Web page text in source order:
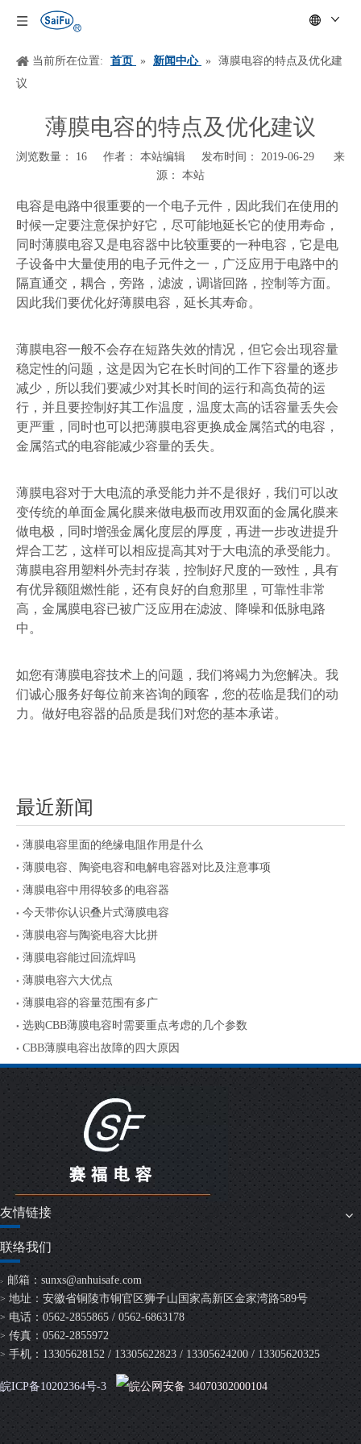
当前所在位置: 首页 » 新闻中心 »
薄膜电容的特点及优化建
议
薄膜电容的特点及优化建议
浏览数量： 16 作者： 本站编辑 发布时间： 2019-06-29 来
源： 本站
["wechat","weibo","qzone","douban","email"]
电容是电路中很重要的一个电子元件，因此我们在使用的
时候一定要注意保护好它，尽可能地延长它的使用寿命，
同时薄膜电容又是电容器中比较重要的一种电容，它是电
子设备中大量使用的电子元件之一，广泛应用于电路中的
隔直通交，耦合，旁路，滤波，调谐回路，控制等方面。
因此我们要优化好薄膜电容，延长其寿命。
薄膜电容一般不会存在短路失效的情况，但它会出现容量
稳定性的问题，这是因为它在长时间的工作下容量的逐步
减少，所以我们要减少对其长时间的运行和高负荷的运
行，并且要控制好其工作温度，温度太高的话容量丢失会
更严重，同时也可以把薄膜电容更换成金属箔式的电容，
金属箔式的电容能减少容量的丢失。
薄膜电容对于大电流的承受能力并不是很好，我们可以改
变传统的单面金属化膜来做电极而改用双面的金属化膜来
做电极，同时增强金属化度层的厚度，再进一步改进提升
焊合工艺，这样可以相应提高其对于大电流的承受能力。
薄膜电容用塑料外壳封存装，控制好尺度的一致性，具有
有优异额阻燃性能，还有良好的自愈那里，可靠性非常
高，金属膜电容已被广泛应用在滤波、降噪和低脉电路
中。
如您有薄膜电容技术上的问题，我们将竭力为您解决。我
们诚心服务好每位前来咨询的顾客，您的莅临是我们的动
力。做好电容器的品质是我们对您的基本承诺。
最近新闻
薄膜电容里面的绝缘电阻作用是什么
薄膜电容、陶瓷电容和电解电容器对比及注意事项
薄膜电容中用得较多的电容器
今天带你认识叠片式薄膜电容
薄膜电容与陶瓷电容大比拼
薄膜电容能过回流焊吗
薄膜电容六大优点
薄膜电容的容量范围有多广
选购CBB薄膜电容时需要重点考虑的几个参数
CBB薄膜电容出故障的四大原因
友情链接
联络我们
> 邮箱： sunxs@anhuisafe.com
> 地址：安徽省铜陵市铜官区狮子山国家高新区金家湾路589号
> 电话：0562-2855865 / 0562-6863178
> 传真：0562-2855972
> 手机：13305628152 / 13305622823 / 13305624200 / 13305620325
皖ICP备10202364号-3 皖公网安备 34070302000104